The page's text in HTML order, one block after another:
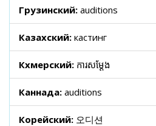
Грузинский: auditions
Казахский: кастинг
Кхмерский: ការសម្ដែង
Каннада: auditions
Корейский: 오디션